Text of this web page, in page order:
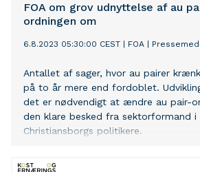
FOA om grov udnyttelse af au
ordningen om
6.8.2023 05:30:00 CEST FOA
Antallet af sager, hvor au pairer
på to år mere end fordoblet.
det er nødvendigt at ændre au pair-
den klare besked fra sektorformand i
Christiansborgs politikere.